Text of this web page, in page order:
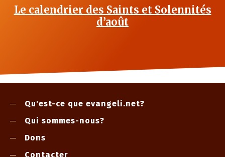
Le calendrier des Saints et Solennités
d’août
Qu'est-ce que evangeli.net?
Qui sommes-nous?
Dons
Contacter